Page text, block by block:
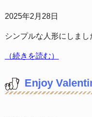
2025年2月28日
シンプルな人形にしまし
（続きを読む）
Enjoy